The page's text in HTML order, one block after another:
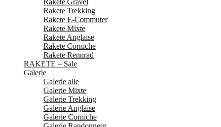
Rakete Gravel
Rakete Trekking
Rakete E-Commuter
Rakete Mixte
Rakete Anglaise
Rakete Corniche
Rakete Rennrad
RAKETE – Sale
Galerie
Galerie alle
Galerie Mixte
Galerie Trekking
Galerie Anglaise
Galerie Corniche